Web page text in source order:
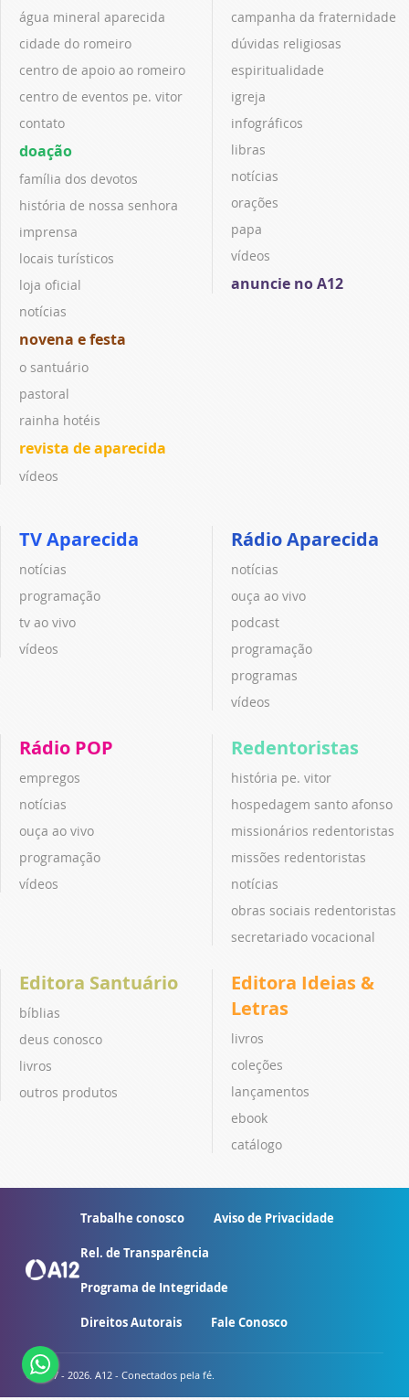
água mineral aparecida
cidade do romeiro
centro de apoio ao romeiro
centro de eventos pe. vitor
contato
doação
família dos devotos
história de nossa senhora
imprensa
locais turísticos
loja oficial
notícias
novena e festa
o santuário
pastoral
rainha hotéis
revista de aparecida
vídeos
campanha da fraternidade
dúvidas religiosas
espiritualidade
igreja
infográficos
libras
notícias
orações
papa
vídeos
anuncie no A12
TV Aparecida
notícias
programação
tv ao vivo
vídeos
Rádio Aparecida
notícias
ouça ao vivo
podcast
programação
programas
vídeos
Rádio POP
empregos
notícias
ouça ao vivo
programação
vídeos
Redentoristas
história pe. vitor
hospedagem santo afonso
missionários redentoristas
missões redentoristas
notícias
obras sociais redentoristas
secretariado vocacional
Editora Santuário
bíblias
deus conosco
livros
outros produtos
Editora Ideias &
Letras
livros
coleções
lançamentos
ebook
catálogo
Trabalhe conosco Aviso de Privacidade
Rel. de Transparência
Programa de Integridade
Direitos Autorais Fale Conosco
© 2007 - 2026. A12 - Conectados pela fé.